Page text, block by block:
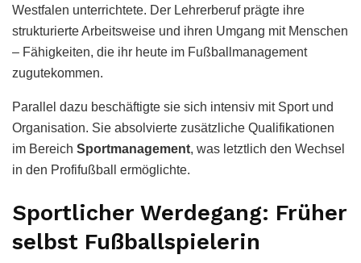
Westfalen unterrichtete. Der Lehrerberuf prägte ihre
strukturierte Arbeitsweise und ihren Umgang mit Menschen
– Fähigkeiten, die ihr heute im Fußballmanagement
zugutekommen.
Parallel dazu beschäftigte sie sich intensiv mit Sport und
Organisation. Sie absolvierte zusätzliche Qualifikationen
im Bereich Sportmanagement, was letztlich den Wechsel
in den Profifußball ermöglichte.
Sportlicher Werdegang: Früher
selbst Fußballspielerin